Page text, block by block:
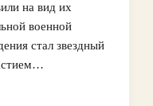
на вид их
военной
стал звездный